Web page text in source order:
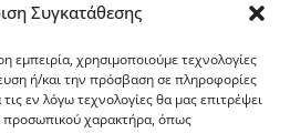
Συγκατάθεσης
εμπειρία, χρησιμοποιούμε τεχνολογίες
ή/και την πρόσβαση σε πληροφορίες
εν λόγω τεχνολογίες θα μας επιτρέψει
προσωπικού χαρακτήρα, όπως